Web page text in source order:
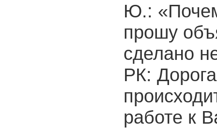
Ю.:
прошу
сделано
РК:
работе к